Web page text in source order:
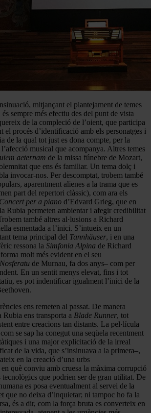
mitjançant el plantejament de temes
sempre més efectiu des del punt de vista
de la compleció de l’oient, que participa
el procés d’identificació amb els personatges i
de la qual tot just es dona compte, per la
l’afecció musical que acompanya. Altres temes
aeternam de la missa fúnebre de Mozart,
que ens és familiar. Un tema dolç i
invocar-nos. Per descomptat, trobem també
aparentment alienes a la trama que es
part del repertori clàssic), com ara els
Concert per a piano d’Edvard Grieg, que en
Rubia permeten ambientar i afegir credibilitat
també altres al·lusions a Richard
esmentada a l’inici. S’intueix en un
tema principal del Tannhäuser, i en una
ressona la Simfonia Alpina de Richard
molt més evident en el seu
Nosferatu de Murnau, fa dos anys– com per
En un sentit menys elevat, fins i tot
es pot indentificar igualment l’inici de la
ens remeten al passat. De manera
Rubia ens transporta a Blade Runner, tot
entre creacions tan distants. La pel·lícula
se sap ha conegut una seqüela recentment
i una major explicitació de la irreal
de la vida, que s’insinuava a la primera–,
en la creació d’una urbs
què conviu amb cruesa la màxima corrupció
tecnològics que podrien ser de gran utilitat. De
es posa eventualment al servei de la
que no deixa d’inquietar; ni tampoc ho fa la
és a dir, com la força bruta es converteix en